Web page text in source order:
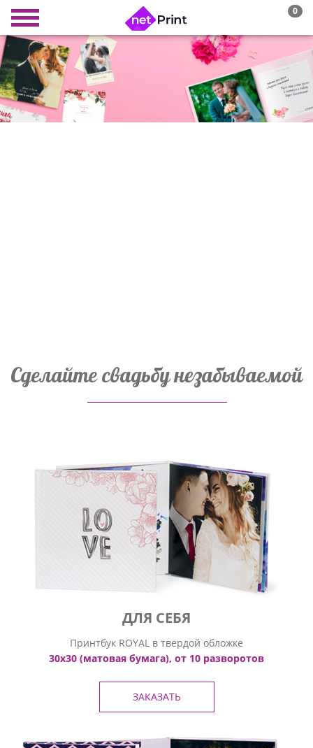
0
СВАДЕБНАЯ
Сделайте свадьбу незабываемой
ДЛЯ СЕБЯ
Принтбук ROYAL в твердой обложке
30х30 (матовая бумага), от 10 разворотов
ЗАКАЗАТЬ